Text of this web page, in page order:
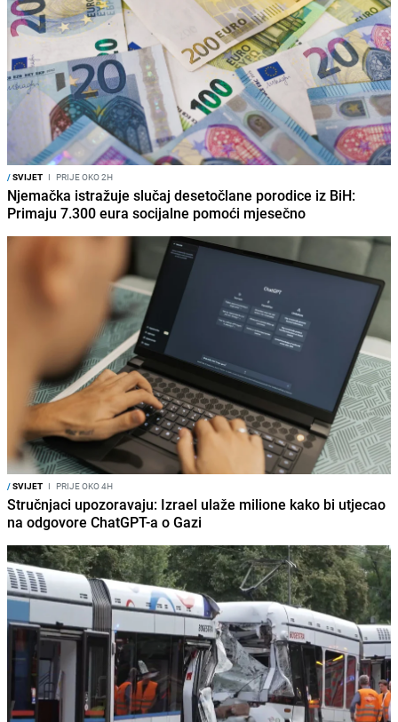
/SVIJET I PRIJE OKO 2H
Njemačka istražuje slučaj desetočlane porodice iz BiH:
Primaju 7.300 eura socijalne pomoći mjesečno
/SVIJET I PRIJE OKO 4H
Stručnjaci upozoravaju: Izrael ulaže milione kako bi utjecao
na odgovore ChatGPT-a o Gazi